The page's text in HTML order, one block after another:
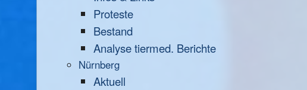
Proteste
Bestand
Analyse tiermed. Berichte
Nürnberg
Aktuell